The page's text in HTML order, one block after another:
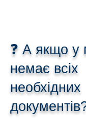
❓ А якщо у
немає всіх
необхідних